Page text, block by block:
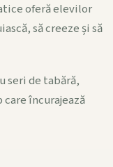
oferă elevilor
să creeze și să
seri de tabără,
încurajează